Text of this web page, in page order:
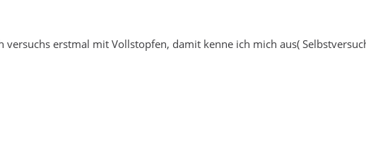
versuchs erstmal mit Vollstopfen, damit kenne ich mich aus(